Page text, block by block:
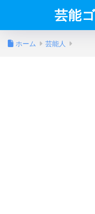
芸能
ホーム 芸能人